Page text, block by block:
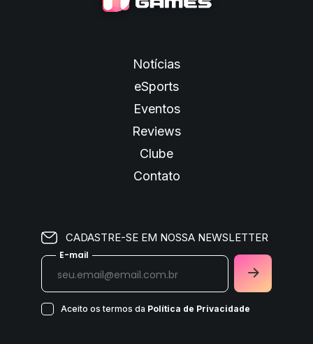
Notícias
eSports
Eventos
Reviews
Clube
Contato
CADASTRE-SE EM NOSSA NEWSLETTER
E-mail
Aceito os termos da Política de Privacidade